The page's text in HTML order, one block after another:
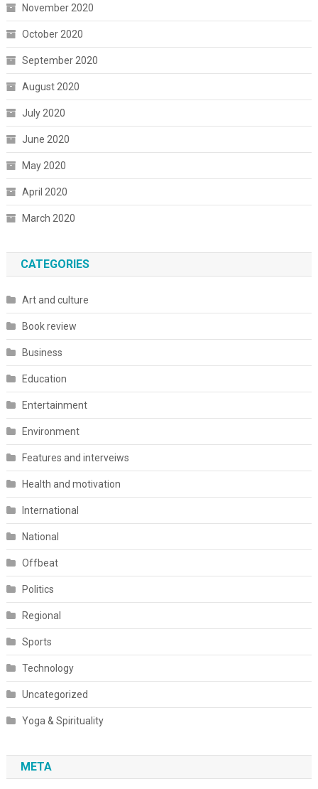
November 2020
October 2020
September 2020
August 2020
July 2020
June 2020
May 2020
April 2020
March 2020
CATEGORIES
Art and culture
Book review
Business
Education
Entertainment
Environment
Features and interveiws
Health and motivation
International
National
Offbeat
Politics
Regional
Sports
Technology
Uncategorized
Yoga & Spirituality
META